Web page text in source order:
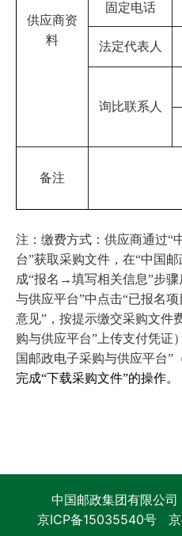
供应商资
料
固定电话
法定代表人
询比联系人
备注
注：缴费方式：供应商通过“
台”获取采购文件，在“中国
成“报名→填写相关信息”步
与供应平台”中点击“已报名
意见”，按提示缴交采购文件
购与供应平台”上传支付凭证
国邮政电子采购与供应平台”
完成“下载采购文件”的操作。
中国邮政集团有限公
京ICP备15035540号 京